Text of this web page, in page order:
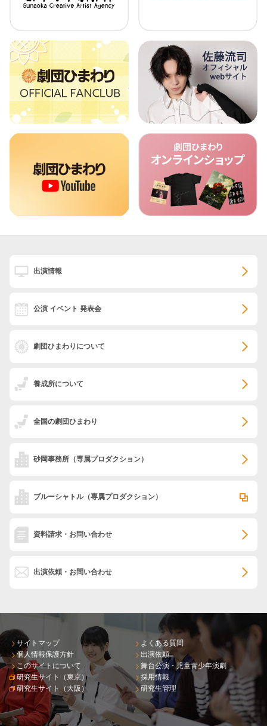
出演情報
公演 イベント 発表会
劇団ひまわりについて
養成所について
全国の劇団ひまわり
砂岡事務所 （専属プロダクション）
ブルーシャトル（専属プロダクション）
資料請求・お問い合わせ
出演依頼・お問い合わせ
サイトマップ
個人情報保護方針
このサイトについて
研究生サイト（東京）
研究生サイト（大阪）
よくある質問
出演依頼
舞台公演・児童青少年演劇
採用情報
研究生管理